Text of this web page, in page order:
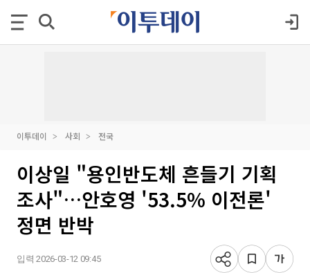
이투데이 사회 전국
이상일 "용인반도체 흔들기 기획
조사"…안호영 '53.5% 이전론'
정면 반박
입력 2026-03-12 09:45